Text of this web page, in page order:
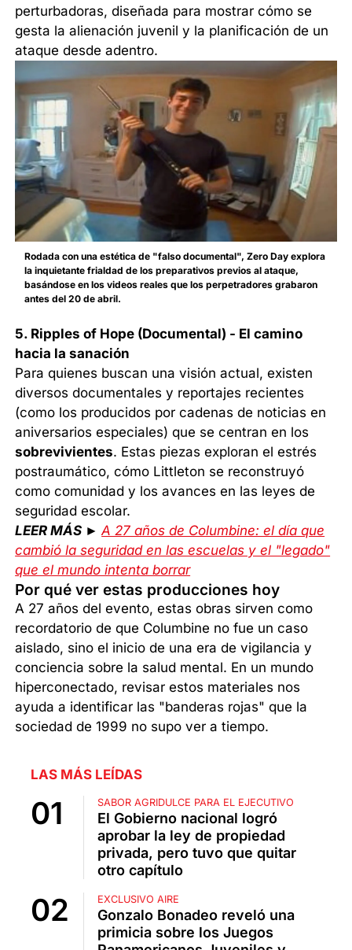
perturbadoras, diseñada para mostrar cómo se
gesta la alienación juvenil y la planificación de un
ataque desde adentro.
Rodada con una estética de "falso documental", Zero Day explora
la inquietante frialdad de los preparativos previos al ataque,
basándose en los videos reales que los perpetradores grabaron
antes del 20 de abril.
5. Ripples of Hope (Documental) - El camino
hacia la sanación
Para quienes buscan una visión actual, existen
diversos documentales y reportajes recientes
(como los producidos por cadenas de noticias en
aniversarios especiales) que se centran en los
sobrevivientes. Estas piezas exploran el estrés
postraumático, cómo Littleton se reconstruyó
como comunidad y los avances en las leyes de
seguridad escolar.
LEER MÁS ►A 27 años de Columbine: el día que
cambió la seguridad en las escuelas y el "legado"
que el mundo intenta borrar
Por qué ver estas producciones hoy
A 27 años del evento, estas obras sirven como
recordatorio de que Columbine no fue un caso
aislado, sino el inicio de una era de vigilancia y
conciencia sobre la salud mental. En un mundo
hiperconectado, revisar estos materiales nos
ayuda a identificar las "banderas rojas" que la
sociedad de 1999 no supo ver a tiempo.
LAS MÁS LEÍDAS
SABOR AGRIDULCE PARA EL EJECUTIVO
El Gobierno nacional logró
aprobar la ley de propiedad
privada, pero tuvo que quitar
otro capítulo
EXCLUSIVO AIRE
Gonzalo Bonadeo reveló una
primicia sobre los Juegos